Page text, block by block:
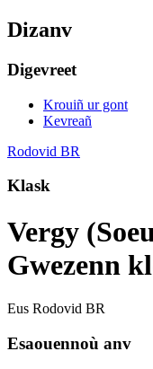
Dizanv
Digevreet
Krouiñ ur gont
Kevreañ
Rodovid BR
Klask
Vergy
Gwezenn
Eus Rodovid BR
Esaouennoù anv